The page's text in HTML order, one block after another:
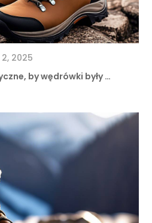
2025
by wędrówki były …